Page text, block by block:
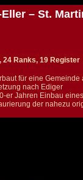
– St.
24 Ranks, 19 Register
für eine Gemeinde
nach Ediger
er Jahren Einbau
der nahezu